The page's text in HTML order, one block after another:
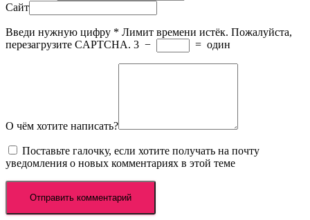
Сайт
Введи нужную цифру * Лимит времени истёк. Пожалуйста,
перезагрузите CAPTCHA. 3 − = один
О чём хотите написать?
Поставьте галочку, если хотите получать на почту
уведомления о новых комментариях в этой теме